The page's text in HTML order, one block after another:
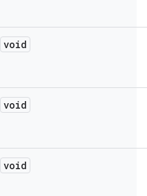
void
void
void